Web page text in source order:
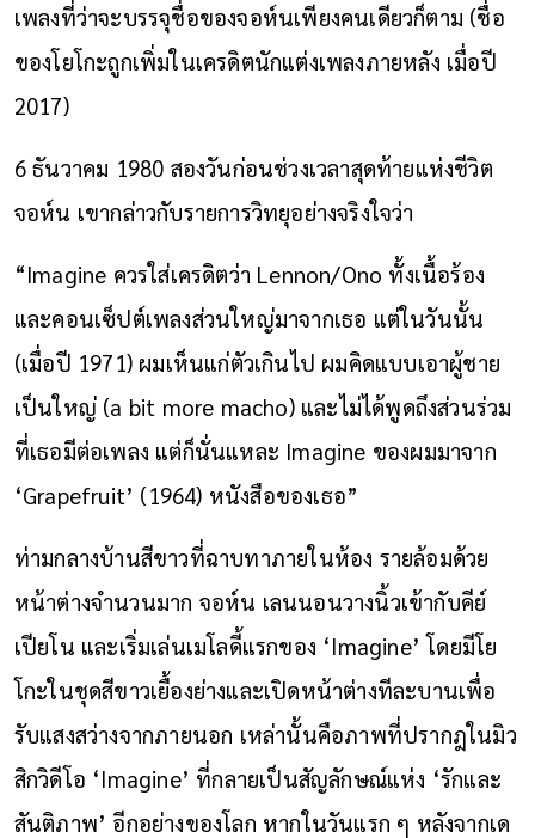
เพลงที่ว่าจะบรรจุชื่อของจอห์นเพียงคนเดียวก็ตาม (ชื่อ
ของโยโกะถูกเพิ่มในเครดิตนักแต่งเพลงภายหลัง เมื่อปี
2017)
6 ธันวาคม 1980 สองวันก่อนช่วงเวลาสุดท้ายแห่งชีวิต
จอห์น เขากล่าวกับรายการวิทยุอย่างจริงใจว่า
“Imagine ควรใส่เครดิตว่า Lennon/Ono ทั้งเนื้อร้อง
และคอนเซ็ปต์เพลงส่วนใหญ่มาจากเธอ แต่ในวันนั้น
(เมื่อปี 1971) ผมเห็นแก่ตัวเกินไป ผมคิดแบบเอาผู้ชาย
เป็นใหญ่ (a bit more macho) และไม่ได้พูดถึงส่วนร่วม
ที่เธอมีต่อเพลง แต่ก็นั่นแหละ Imagine ของผมมาจาก
‘Grapefruit’ (1964) หนังสือของเธอ”
ท่ามกลางบ้านสีขาวที่ฉาบทาภายในห้อง รายล้อมด้วย
หน้าต่างจำนวนมาก จอห์น เลนนอนวางนิ้วเข้ากับคีย์
เปียโน และเริ่มเล่นเมโลดี้แรกของ ‘Imagine’ โดยมีโย
โกะในชุดสีขาวเยื้องย่างและเปิดหน้าต่างทีละบานเพื่อ
รับแสงสว่างจากภายนอก เหล่านั้นคือภาพที่ปรากฎในมิว
สิกวิดีโอ ‘Imagine’ ที่กลายเป็นสัญลักษณ์แห่ง ‘รักและ
สันติภาพ’ อีกอย่างของโลก หากในวันแรก ๆ หลังจากเด